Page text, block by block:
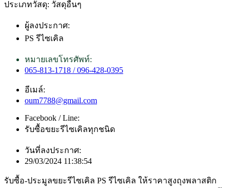
ประเภทวัสดุ: วัสดุอื่นๆ
ผู้ลงประกาศ:
PS รีไซเคิล
หมายเลขโทรศัพท์:
065-813-1718 / 096-428-0395
อีเมล์:
oum7788@gmail.com
Facebook / Line:
รับซื้อขยะรีไซเคิลทุกชนิด
วันที่ลงประกาศ:
29/03/2024 11:38:54
รับซื้อ-ประมูลขยะรีไซเคิล PS รีไซเคิล ให้ราคาสูงถุงพลาสติก